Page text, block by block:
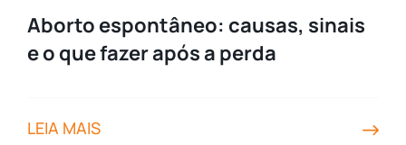
Aborto espontâneo: causas, sinais
e o que fazer após a perda
LEIA MAIS